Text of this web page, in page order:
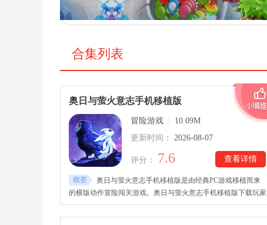
合集列表
奥日与萤火意志手机移植版
冒险游戏
10.09M
更新时间：
2026-08-07
查看详情
评分： 7.6
概要
奥日与萤火意志手机移植版是由经典PC游戏移植而来
的横版动作冒险闯关游戏。奥日与萤火意志手机移植版下载玩家
将在充满魔幻色彩的森林世界中，操控小精灵奥日展开全新的冒
险旅程。奥日与萤火意志手机移植版延续了系列标志性的银河恶